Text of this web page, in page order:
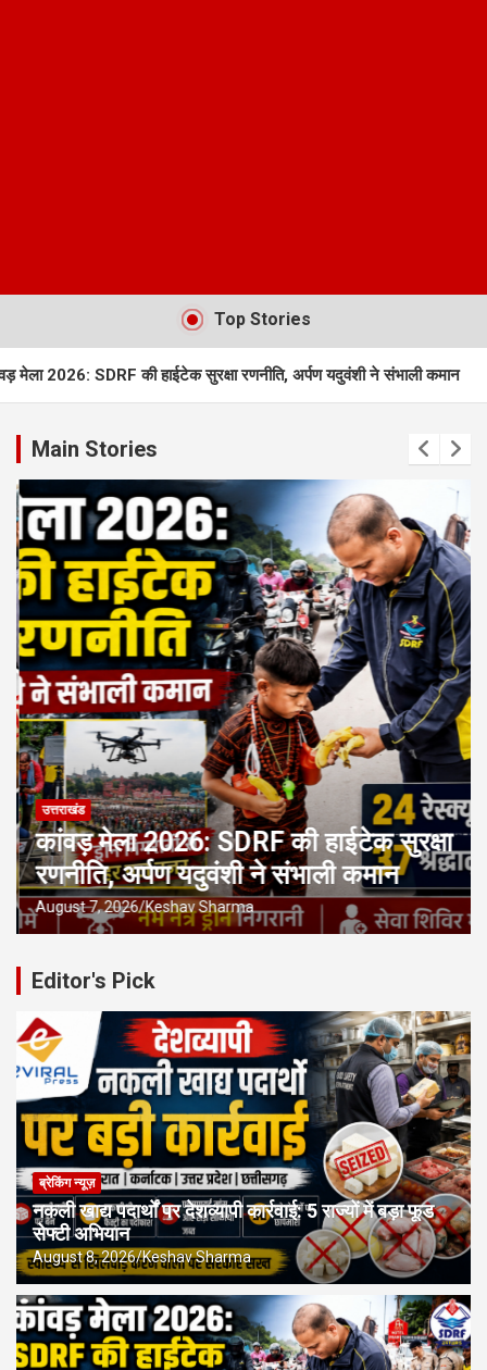
Top Stories
की हाईटेक सुरक्षा रणनीति, अर्पण यदुवंशी ने संभाली कमान AI
Main Stories
उत्तराखंड
कांवड़ मेला 2026: SDRF की हाईटेक सुरक्षा
रणनीति, अर्पण यदुवंशी ने संभाली कमान
August 7, 2026 Keshav Sharma
Editor's Pick
ब्रेकिंग न्यूज़
नकली खाद्य पदार्थों पर देशव्यापी कार्रवाई: 5 राज्यों में बड़ा फूड
सेफ्टी अभियान
August 8, 2026 Keshav Sharma